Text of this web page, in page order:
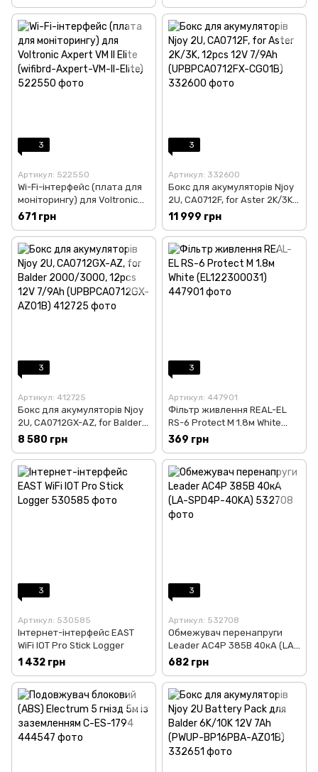
3
Артикул: 522550
Wi-Fi-інтерфейс (плата для
моніторингу) для Voltronic
Axpert VM II Elite (wifibrd-
Axpert-VM-II-Elite)
671 грн
3
Артикул: 332600
Бокс для акумуляторів Njoy
2U, CA0712F, for Aster 2K/3K,
12pcs 12V 7/9Ah
(UPBPCA0712FX-CG01B)
11 999 грн
3
Артикул: 412725
Бокс для акумуляторів Njoy
2U, CA0712GX-AZ, for Balder
2000/3000, 12pcs 12V 7/9Ah
(UPBPCA0712GX-AZ01B)
8 580 грн
3
Артикул: 447901
Фільтр живлення REAL-EL
RS-6 Protect M 1.8м White
(EL122300031)
369 грн
3
Артикул: 530585
Інтернет-інтерфейс EAST
WiFi IOT Pro Stick Logger
1 432 грн
3
Артикул: 532708
Обмежувач перенапруги
Leader АC4P 385В 40кА (LA-
SPD4P-40KA)
682 грн